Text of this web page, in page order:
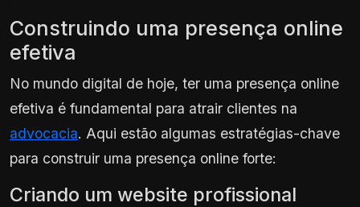
Construindo uma presença online
efetiva
No mundo digital de hoje, ter uma presença online
efetiva é fundamental para atrair clientes na
advocacia. Aqui estão algumas estratégias-chave
para construir uma presença online forte:
Criando um website profissional